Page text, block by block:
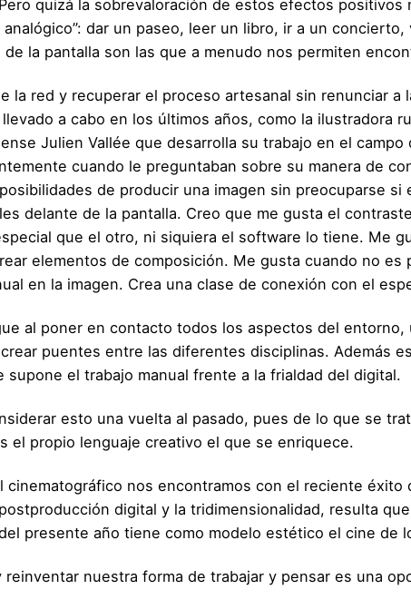
quizá la sobrevaloración de estos efectos
analógico”: dar un paseo, leer un libro, ir a un
la pantalla son las que a menudo nos permiten
la red y recuperar el proceso artesanal sin renunciar
a cabo en los últimos años, como la ilustradora
Julien Vallée que desarrolla su trabajo en el
cuando le preguntaban sobre su manera de
de producir una imagen sin preocuparse
delante de la pantalla. Creo que me gusta el
que el otro, ni siquiera el software lo tiene. Me
elementos de composición. Me gusta cuando no
en la imagen. Crea una clase de conexión con el
al poner en contacto todos los aspectos del
puentes entre las diferentes disciplinas. Además
supone el trabajo manual frente a la frialdad del digital.
esto una vuelta al pasado, pues de lo que se
el propio lenguaje creativo el que se enriquece.
cinematográfico nos encontramos con el reciente
digital y la tridimensionalidad, resulta
presente año tiene como modelo estético el cine de
reinventar nuestra forma de trabajar y pensar es una